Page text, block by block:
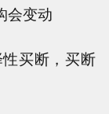
会变动
买断，买断